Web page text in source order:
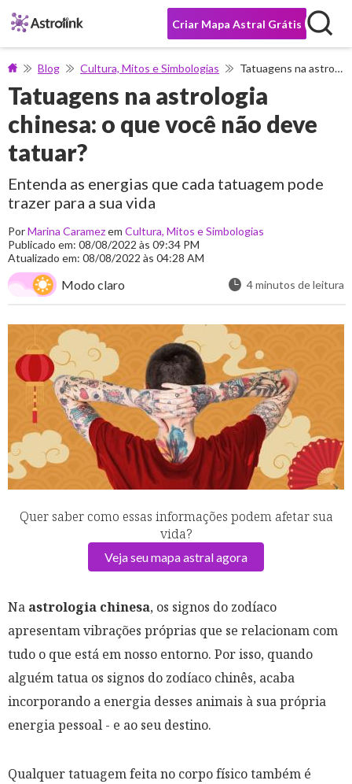
Criar Mapa Astral Grátis
Blog Cultura, Mitos e Simbologias Tatuagens na astrologia chinesa: o que você não deve tatuar?
Tatuagens na astrologia
chinesa: o que você não deve
tatuar?
Entenda as energias que cada tatuagem pode
trazer para a sua vida
PorMarina Caramezem Cultura, Mitos e Simbologias
Publicado em: 08/08/2022 às 09:34 PM
Atualizado em: 08/08/2022 às 04:28 AM
Modo claro 4 minutos de leitura
Quer saber como essas informações podem afetar sua
vida?
Veja seu mapa astral agora
Na astrologia chinesa, os signos do zodíaco
apresentam vibrações próprias que se relacionam com
tudo o que está em nosso entorno. Por isso, quando
alguém tatua os signos do zodíaco chinês, acaba
incorporando a energia desses animais à sua própria
energia pessoal - e ao seu destino.
Qualquer tatuagem feita no corpo físico também é